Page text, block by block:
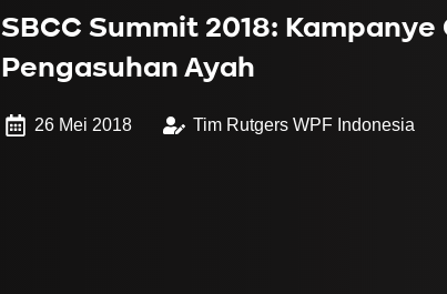
SBCC Summit 2018:
Pengasuhan Ayah
26 Mei 2018 Tim Rutgers WPF Indonesia